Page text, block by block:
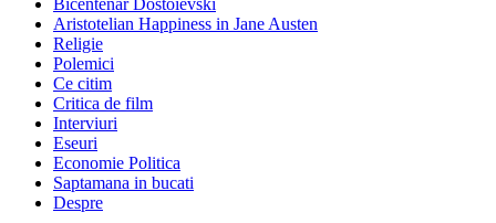
Bicentenar Dostoievski
Aristotelian Happiness in Jane Austen
Religie
Polemici
Ce citim
Critica de film
Interviuri
Eseuri
Economie Politica
Saptamana in bucati
Despre